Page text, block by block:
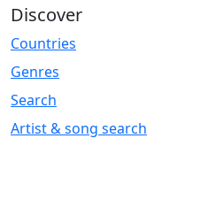
Discover
Countries
Genres
Search
Artist & song search